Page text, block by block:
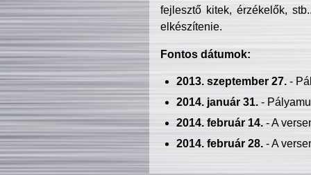
fejlesztő kitek, érzékelők,
elkészítenie.
Fontos dátumok:
2013. szeptember 27.-
2014. január 31.-
2014. február 14.- A
2014. február 28.- A